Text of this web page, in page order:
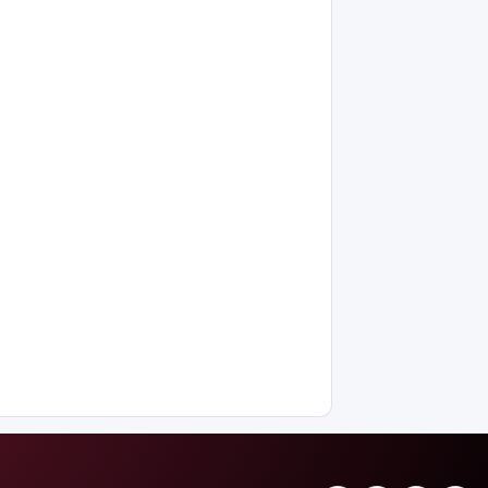
Батыс
Украинаның